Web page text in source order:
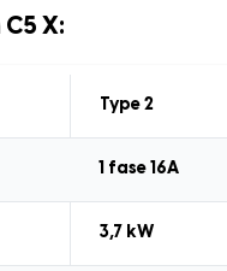
X:
Type 2
1 fase 16A
3,7 kW